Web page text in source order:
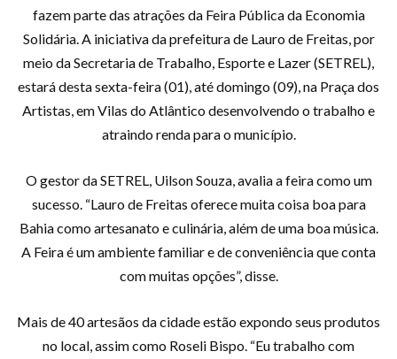
fazem parte das atrações da Feira Pública da Economia
Solidária. A iniciativa da prefeitura de Lauro de Freitas, por
meio da Secretaria de Trabalho, Esporte e Lazer (SETREL),
estará desta sexta-feira (01), até domingo (09), na Praça dos
Artistas, em Vilas do Atlântico desenvolvendo o trabalho e
atraindo renda para o município.
O gestor da SETREL, Uilson Souza, avalia a feira como um
sucesso. “Lauro de Freitas oferece muita coisa boa para
Bahia como artesanato e culinária, além de uma boa música.
A Feira é um ambiente familiar e de conveniência que conta
com muitas opções”, disse.
Mais de 40 artesãos da cidade estão expondo seus produtos
no local, assim como Roseli Bispo. “Eu trabalho com